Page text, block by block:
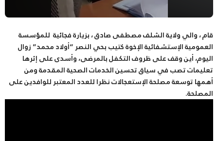
قام ، والي ولاية الشلف مصطفى صادق ، بزيارة فجائية للمؤسسة
العمومية الإستشفائية الإخوة كتيب بحي النصر “أولاد محمد” زوال
اليوم، أين وقف على ظروف التكفل بالمرضى، وأسدى على إثرها
تعليمات تصب في سياق تحسين الخدمات الصحية المقدمة ومن
أهمها توسعة مصلحة الإستعجالات نظرا للعدد المعتبر للوافدين على
المصلحة.